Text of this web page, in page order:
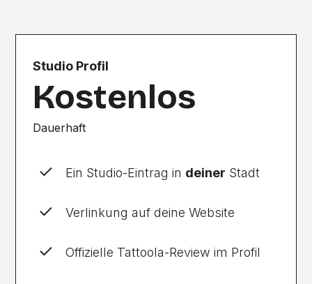
Studio Profil
Kostenlos
Dauerhaft
Ein Studio-Eintrag in deiner Stadt
Verlinkung auf deine Website
Offizielle Tattoola-Review im Profil